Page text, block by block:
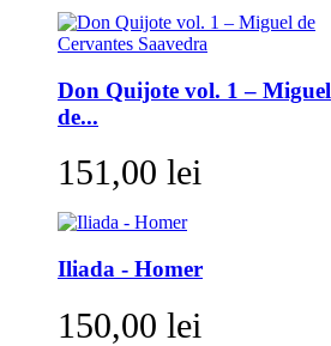
Don Quijote vol. 1 – Miguel
de...
151,00 lei
Iliada - Homer
150,00 lei